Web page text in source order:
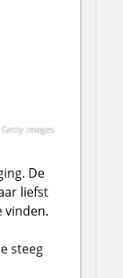
Images
De
liefst
vinden.
steeg